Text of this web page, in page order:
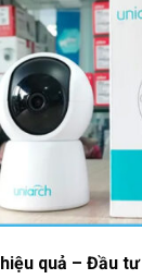
quả – Đầu